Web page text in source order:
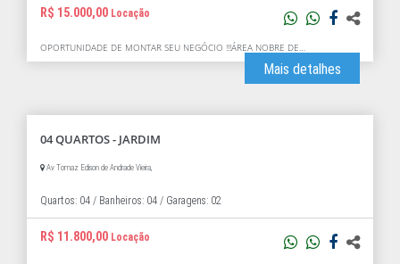
R$ 15.000,00 Locação
OPORTUNIDADE DE MONTAR SEU NEGÓCIO !!!ÁREA NOBRE DE…
Mais detalhes
04 QUARTOS - JARDIM
Av Tomaz Edison de Andrade Vieira,
Quartos: 04 / Banheiros: 04 / Garagens: 02
R$ 11.800,00 Locação